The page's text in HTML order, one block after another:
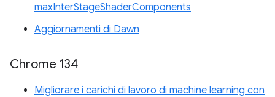
maxInterStageShaderComponents
Aggiornamenti di Dawn
Chrome 134
Migliorare i carichi di lavoro di machine learning con